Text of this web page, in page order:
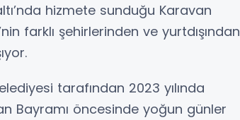
hizmete sunduğu Karavan
farklı şehirlerinden ve yurtdışından
tarafından 2023 yılında
Bayramı öncesinde yoğun günler